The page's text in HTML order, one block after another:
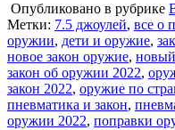
Опубликовано в рубрике
Метки: 7.5 джоулей, все о
оружии, дети и оружие,
новое закон оружие,
закон об оружии 2022,
закон 2022, оружие по
пневматика и закон,
оружии 2022, поправки